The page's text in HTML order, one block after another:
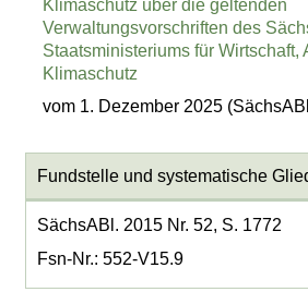
Klimaschutz über die geltenden
Verwaltungsvorschriften des
Staatsministeriums für Wirtschaft,
Klimaschutz
vom 1. Dezember 2025
Fundstelle und systematische
SächsABl. 2015 Nr. 52, S. 1772
Fsn-Nr.: 552-V15.9